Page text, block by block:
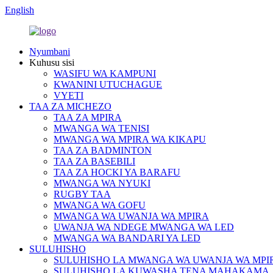
English
Nyumbani
Kuhusu sisi
WASIFU WA KAMPUNI
KWANINI UTUCHAGUE
VYETI
TAA ZA MICHEZO
TAA ZA MPIRA
MWANGA WA TENISI
MWANGA WA MPIRA WA KIKAPU
TAA ZA BADMINTON
TAA ZA BASEBILI
TAA ZA HOCKI YA BARAFU
MWANGA WA NYUKI
RUGBY TAA
MWANGA WA GOFU
MWANGA WA UWANJA WA MPIRA
UWANJA WA NDEGE MWANGA WA LED
MWANGA WA BANDARI YA LED
SULUHISHO
SULUHISHO LA MWANGA WA UWANJA WA
SULUHISHO LA KUWASHA TENA MAHAKAMA